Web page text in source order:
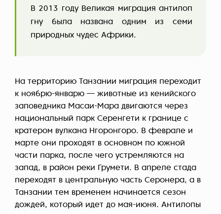
В 2013 году Великая миграция антилоп
гну была названа одним из семи
природных чудес Африки.
На территорию Танзании миграция переходит
к ноябрю-январю — животные из кенийского
заповедника Масаи-Мара двигаются через
национальный парк Серенгети к границе с
кратером вулкана Нгоронгоро. В феврале и
марте они проходят в основном по южной
части парка, после чего устремляются на
запад, в район реки Грумети. В апреле стада
переходят в центральную часть Серонера, а в
Танзании тем временем начинается сезон
дождей, который идет до мая-июня. Антилопы